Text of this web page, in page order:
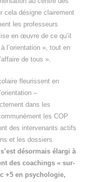
cela désigne clairement
les professeurs
en œuvre de ce qu’il
l’orientation », tout en
de tous ».
fleurissent en
–
dans les
les COP
des intervenants actifs
et les dossiers
désormais élargi à
des coachings « sur-
+5 en psychologie,